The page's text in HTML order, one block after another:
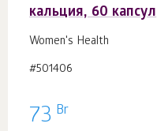
кальция, 60 капсул
Women's Health
#501406
73 Br